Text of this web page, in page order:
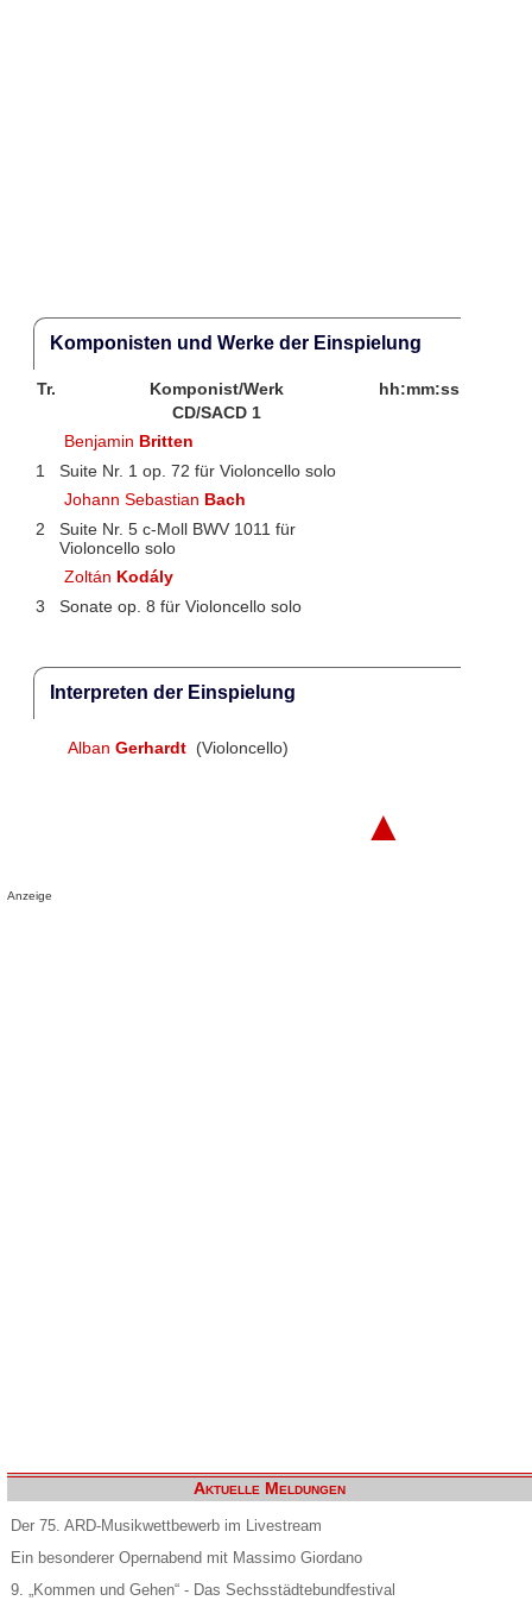
Komponisten und Werke der Einspielung
Tr. Komponist/Werk
hh:mm:ss
CD/SACD 1
Benjamin Britten
1
Suite Nr. 1 op. 72 für Violoncello solo
Johann Sebastian Bach
2
Suite Nr. 5 c-Moll BWV 1011 für
Violoncello solo
Zoltán Kodály
3
Sonate op. 8 für Violoncello solo
Interpreten der Einspielung
Alban Gerhardt (Violoncello)
▲
Anzeige
Aktuelle Meldungen
Der 75. ARD-Musikwettbewerb im Livestream
Ein besonderer Opernabend mit Massimo Giordano
9. „Kommen und Gehen“ - Das Sechsstädtebundfestival